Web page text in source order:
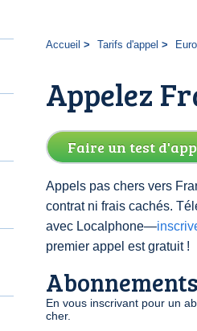
Accueil Tarifs d'appel
Appelez
Faire un test
Appels pas chers vers
contrat ni frais cachés.
avec Localphone—
premier appel est gratuit !
En vous inscrivant pour un
cher.